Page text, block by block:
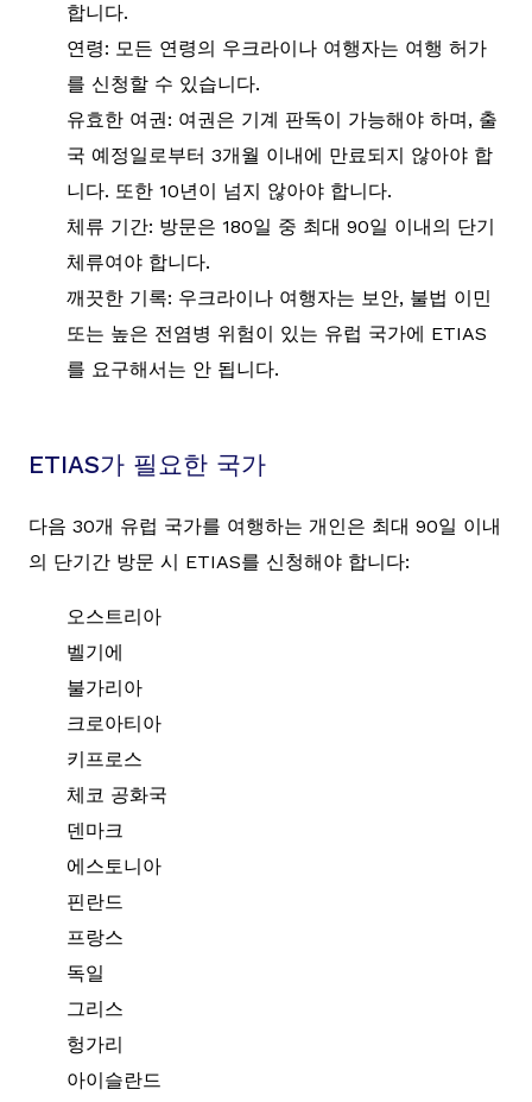
합니다.
연령: 모든 연령의 우크라이나 여행자는 여행 허가
를 신청할 수 있습니다.
유효한 여권: 여권은 기계 판독이 가능해야 하며, 출
국 예정일로부터 3개월 이내에 만료되지 않아야 합
니다. 또한 10년이 넘지 않아야 합니다.
체류 기간: 방문은 180일 중 최대 90일 이내의 단기
체류여야 합니다.
깨끗한 기록: 우크라이나 여행자는 보안, 불법 이민
또는 높은 전염병 위험이 있는 유럽 국가에 ETIAS
를 요구해서는 안 됩니다.
ETIAS가 필요한 국가
다음 30개 유럽 국가를 여행하는 개인은 최대 90일 이내
의 단기간 방문 시 ETIAS를 신청해야 합니다:
오스트리아
벨기에
불가리아
크로아티아
키프로스
체코 공화국
덴마크
에스토니아
핀란드
프랑스
독일
그리스
헝가리
아이슬란드